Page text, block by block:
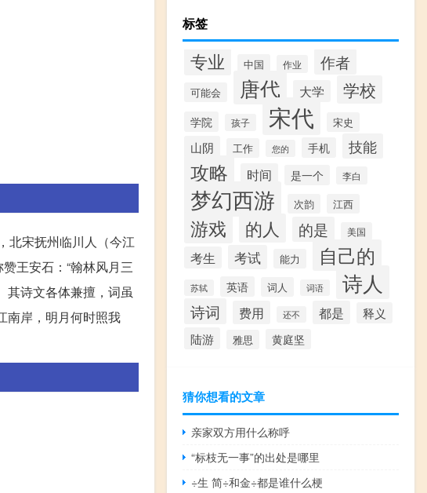
北宋抚州临川人（今江
王安石：“翰林风月三
其诗文各体兼擅，词虽
南岸，明月何时照我
标签
专业 中国 作业 作者
可能会 唐代 大学 学校
学院 孩子 宋代 宋史
山阴 工作 您的 手机 技能
攻略 时间 是一个 李白
梦幻西游 次韵 江西
游戏 的人 的是 美国
考生 考试 能力 自己的
苏轼 英语 词人 词语 诗人
诗词 费用 还不 都是 释义
陆游 雅思 黄庭坚
猜你想看的文章
亲家双方用什么称呼
“标枝无一事”的出处是哪里
÷生 简÷和金÷都是谁什么梗